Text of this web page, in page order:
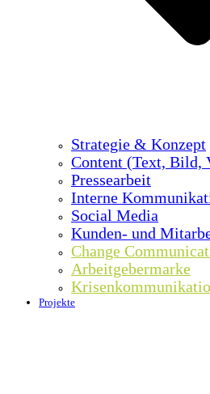
Strategie & Konzept
Content (Text, Bild,
Pressearbeit
Interne
Social Media
Kunden- und
Change
Arbeitgebermarke
Projekte